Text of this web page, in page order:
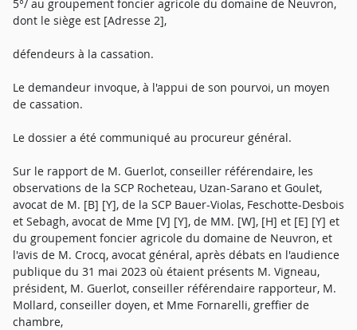
5°/ au groupement foncier agricole du domaine de Neuvron,
dont le siège est [Adresse 2],
défendeurs à la cassation.
Le demandeur invoque, à l'appui de son pourvoi, un moyen
de cassation.
Le dossier a été communiqué au procureur général.
Sur le rapport de M. Guerlot, conseiller référendaire, les
observations de la SCP Rocheteau, Uzan-Sarano et Goulet,
avocat de M. [B] [Y], de la SCP Bauer-Violas, Feschotte-Desbois
et Sebagh, avocat de Mme [V] [Y], de MM. [W], [H] et [E] [Y] et
du groupement foncier agricole du domaine de Neuvron, et
l'avis de M. Crocq, avocat général, après débats en l'audience
publique du 31 mai 2023 où étaient présents M. Vigneau,
président, M. Guerlot, conseiller référendaire rapporteur, M.
Mollard, conseiller doyen, et Mme Fornarelli, greffier de
chambre,